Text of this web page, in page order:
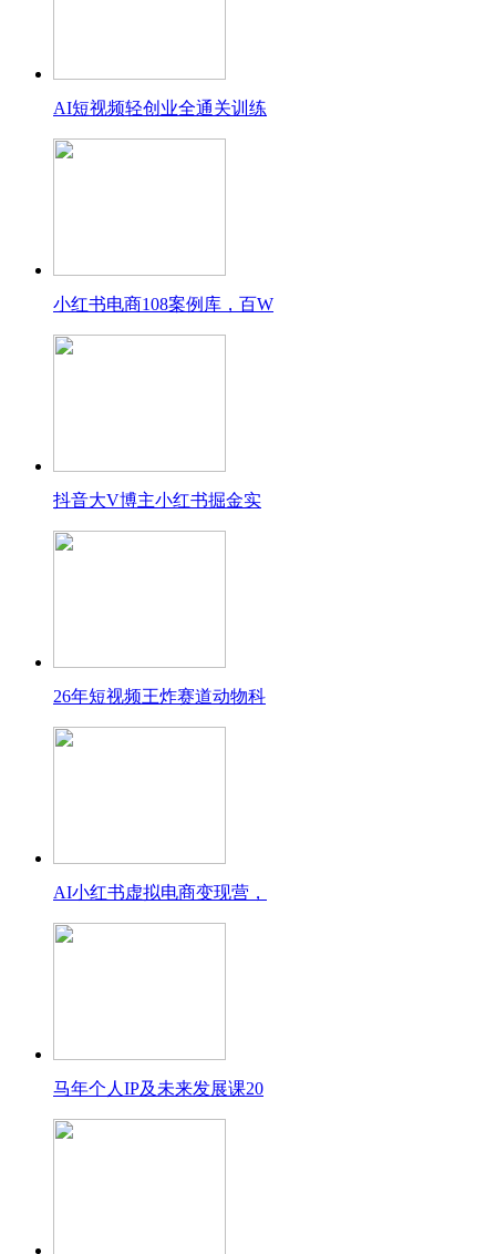
AI短视频轻创业全通关训练
小红书电商108案例库，百W
抖音大V博主小红书掘金实
26年短视频王炸赛道动物科
AI小红书虚拟电商变现营，
马年个人IP及未来发展课20